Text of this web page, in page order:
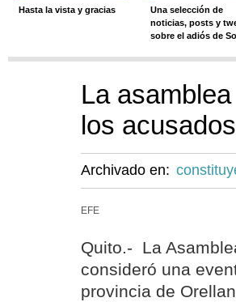
Hasta la vista y gracias
Una selección de
noticias, posts y
sobre el adiós de
La
los
Archivado en:
EFE
Quito.- La
consideró una
provincia de